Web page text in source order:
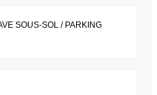
SOUS-SOL / PARKING